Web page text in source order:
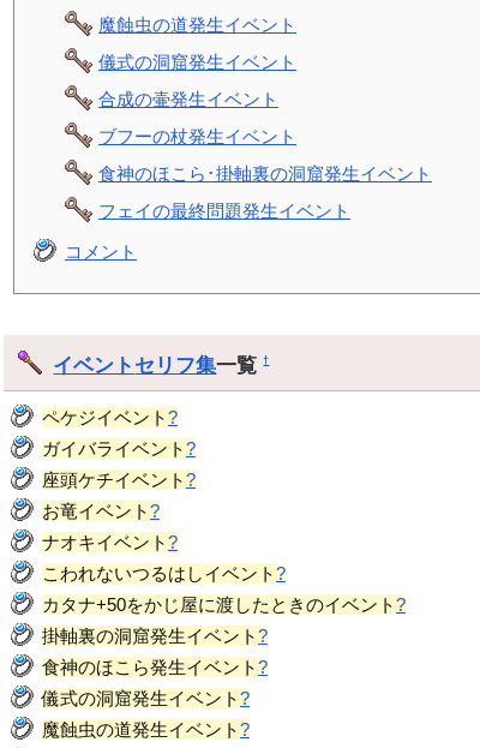
魔蝕虫の道発生イベント
儀式の洞窟発生イベント
合成の壷発生イベント
ブフーの杖発生イベント
食神のほこら･掛軸裏の洞窟発生イベント
フェイの最終問題発生イベント
コメント
イベント セリフ集一覧†
ペケジイベント?
ガイバライベント?
座頭ケチイベント?
お竜イベント?
ナオキイベント?
こわれないつるはしイベント?
カタナ+50をかじ屋に渡したときのイベント?
掛軸裏の洞窟発生イベント?
食神のほこら発生イベント?
儀式の洞窟発生イベント?
魔蝕虫の道発生イベント?